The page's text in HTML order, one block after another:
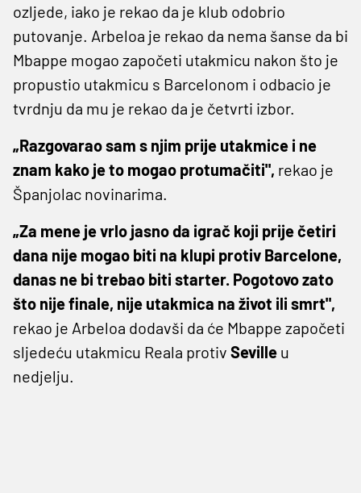
ozljede, iako je rekao da je klub odobrio
putovanje. Arbeloa je rekao da nema šanse da bi
Mbappe mogao započeti utakmicu nakon što je
propustio utakmicu s Barcelonom i odbacio je
tvrdnju da mu je rekao da je četvrti izbor.
„Razgovarao sam s njim prije utakmice i ne
znam kako je to mogao protumačiti", rekao je
Španjolac novinarima.
„Za mene je vrlo jasno da igrač koji prije četiri
dana nije mogao biti na klupi protiv Barcelone,
danas ne bi trebao biti starter. Pogotovo zato
što nije finale, nije utakmica na život ili smrt",
rekao je Arbeloa dodavši da će Mbappe započeti
sljedeću utakmicu Reala protiv Seville u
nedjelju.